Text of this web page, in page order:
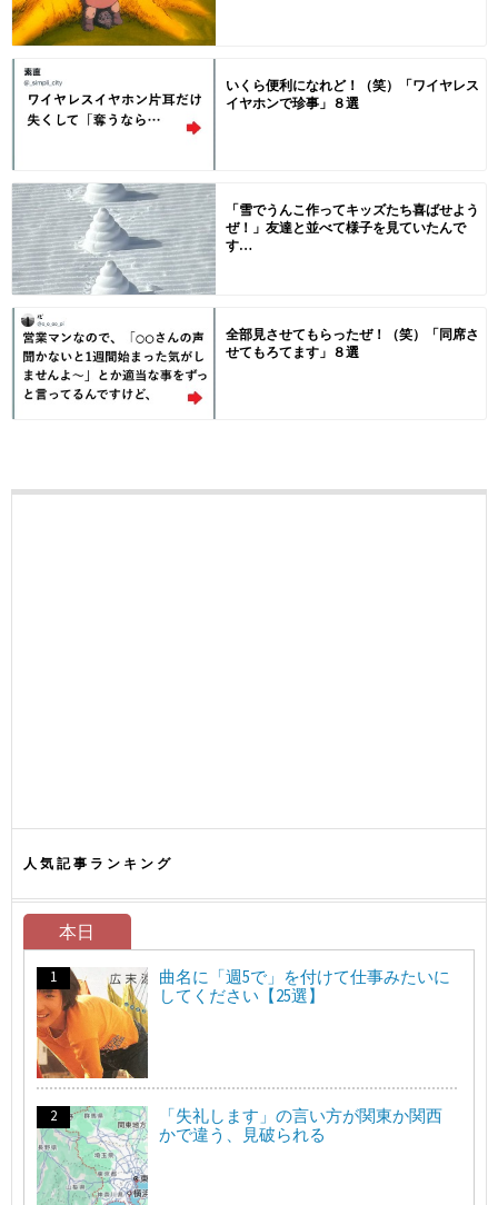
いくら便利になれど！（笑）「ワイヤレス
イヤホンで珍事」８選
「雪でうんこ作ってキッズたち喜ばせよう
ぜ！」友達と並べて様子を見ていたんで
す…
全部見させてもらったぜ！（笑）「同席さ
せてもろてます」８選
人気記事ランキング
本日
曲名に「週5で」を付けて仕事みたいに
してください【25選】
「失礼します」の言い方が関東か関西
かで違う、見破られる